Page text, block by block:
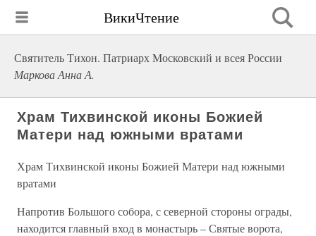
ВикиЧтение
Святитель Тихон. Патриарх Московский и всея России
Маркова Анна А.
Храм Тихвинской иконы Божией
Матери над южными вратами
Храм Тихвинской иконы Божией Матери над южными
вратами
Напротив Большого собора, с северной стороны ограды,
находится главный вход в монастырь – Святые ворота,